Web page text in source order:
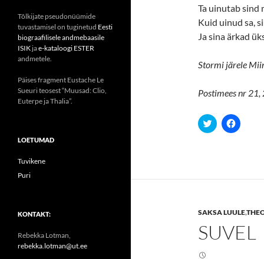
Ta uinutab sind
Kuid uinud sa,
Ja sina ärkad
Stormi järele
Postimees nr
C
l
h
o
w
C
l
h
o
F
a
SAKSA LUULE,
SUVEL
Tõlkijate pseudonüümide
tuvastamisel on tuginetud Eesti
biograafilisele andmebaasile
ISIK jae-kataloogi ESTER
andmetele.
Päises fragment Eustache Le
Sueuri teosest “Muusad: Clio,
Euterpe ja Thalia”.
LOETUMAD
Tuvikene
Puri
KONTAKT:
Rebekka Lotman,
rebekka.lotman@ut.ee